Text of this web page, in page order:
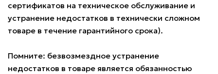
сертификатов на техническое обслуживание и
устранение недостатков в технически сложном
товаре в течение гарантийного срока).
Помните: безвозмездное устранение
недостатков в товаре является обязанностью